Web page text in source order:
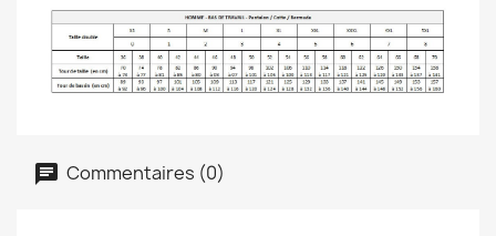
Commentaires (0)